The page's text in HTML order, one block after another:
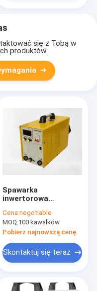
się z Tobą w
produktów.
Spawarka
inwertorowa
Przenośne spawarki
TIG MMA300 z mocą
łuku i spawarką
łukową
Cena:negotiable
MOQ:100 kawałków
Pobierz najnowszą cenę
Skontaktuj się teraz